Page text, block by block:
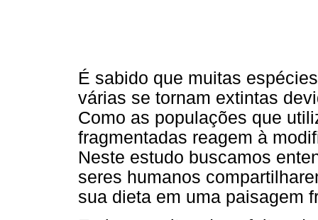
É sabido que muitas
várias se tornam extintas
Como as populações que
fragmentadas reagem à
Neste estudo buscamos
seres humanos
sua dieta em uma paisagem